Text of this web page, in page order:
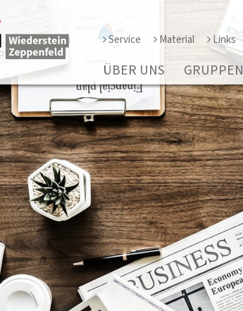
Service Material Links
ÜBER UNS GRUPPEN